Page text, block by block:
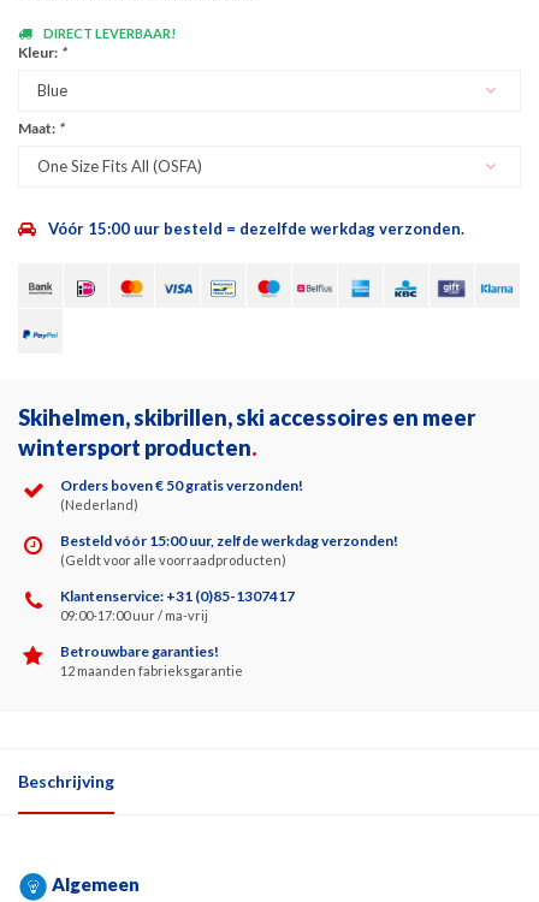
DIRECT LEVERBAAR!
Kleur: *
Blue
Maat: *
One Size Fits All (OSFA)
Vóór 15:00 uur besteld = dezelfde werkdag verzonden.
Skihelmen, skibrillen, ski accessoires en meer
wintersport producten.
Orders boven € 50 gratis verzonden!
(Nederland)
Besteld vóór 15:00 uur, zelfde werkdag verzonden!
(Geldt voor alle voorraadproducten)
Klantenservice: +31 (0)85-1307417
09:00-17:00 uur / ma-vrij
Betrouwbare garanties!
12 maanden fabrieksgarantie
Beschrijving
Algemeen